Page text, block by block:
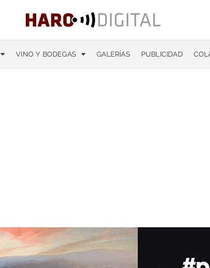
VINO Y BODEGAS GALERÍAS PUBLICIDAD